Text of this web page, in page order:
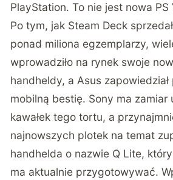
PlayStation. To nie jest nowa PS
Po tym, jak Steam Deck
ponad miliona egzemplarzy,
wprowadziło na rynek swoje
handheldy, a Asus
mobilną bestię. Sony ma zamiar
kawałek tego tortu, a
najnowszych plotek na temat
handhelda o nazwie Q Lite,
ma aktualnie przygotowywać.